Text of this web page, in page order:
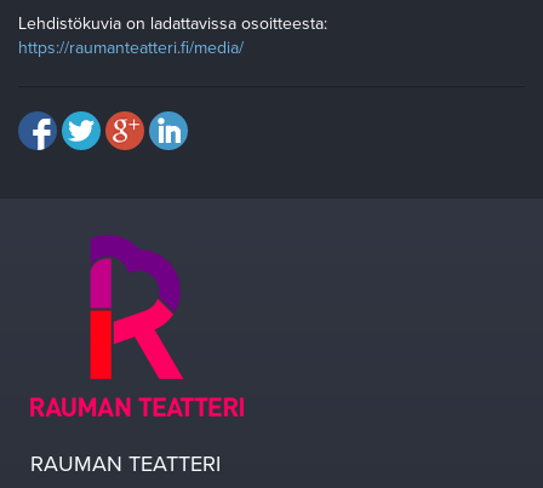
Lehdistökuvia on ladattavissa osoitteesta:
https://raumanteatteri.fi/media/
RAUMAN TEATTERI